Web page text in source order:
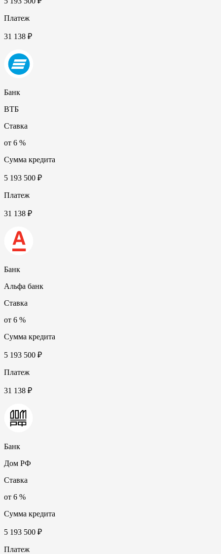
Платеж
31 138 ₽
Банк
ВТБ
Ставка
от 6 %
Сумма кредита
5 193 500 ₽
Платеж
31 138 ₽
Банк
Альфа банк
Ставка
от 6 %
Сумма кредита
5 193 500 ₽
Платеж
31 138 ₽
Банк
Дом РФ
Ставка
от 6 %
Сумма кредита
5 193 500 ₽
Платеж